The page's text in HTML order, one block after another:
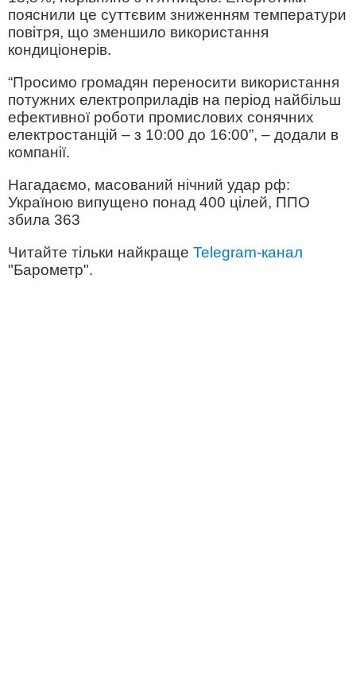
пояснили це суттєвим зниженням температури
повітря, що зменшило використання
кондиціонерів.
“Просимо громадян переносити використання
потужних електроприладів на період найбільш
ефективної роботи промислових сонячних
електростанцій – з 10:00 до 16:00”, – додали в
компанії.
Нагадаємо, масований нічний удар рф:
Україною випущено понад 400 цілей, ППО
збила 363
Читайте тільки найкраще Telegram-канал
"Барометр".